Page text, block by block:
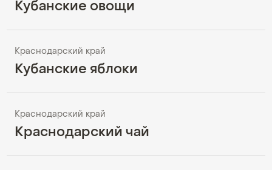
Кубанские овощи
Краснодарский край
Кубанские яблоки
Краснодарский край
Краснодарский чай